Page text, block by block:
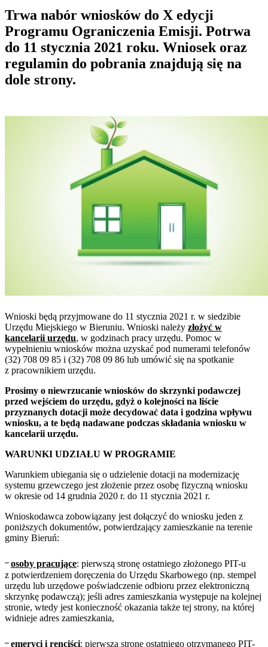
Trwa nabór wniosków do X edycji
Programu Ograniczenia Emisji. Potrwa
do 11 stycznia 2021 roku. Wniosek oraz
regulamin do pobrania znajdują się na
dole strony.
Wnioski będą przyjmowane do 11 stycznia 2021 r. w siedzibie
Urzędu Miejskiego w Bieruniu. Wnioski należy złożyć w
kancelarii urzędu, w godzinach pracy urzędu. Pomoc w
wypełnieniu wniosków można uzyskać pod numerami telefonów
(32) 708 09 85 i (32) 708 09 86 lub umówić się na spotkanie
z pracownikiem urzędu.
Prosimy o niewrzucanie wniosków do skrzynki podawczej
przed wejściem do urzędu, gdyż o kolejności na liście
przyznanych dotacji może decydować data i godzina wpływu
wniosku, a te będą nadawane podczas składania wniosku w
kancelarii urzędu.
WARUNKI UDZIAŁU W PROGRAMIE
Warunkiem ubiegania się o udzielenie dotacji na modernizację
systemu grzewczego jest złożenie przez osobę fizyczną wniosku
w okresie od 14 grudnia 2020 r. do 11 stycznia 2021 r.
Wnioskodawca zobowiązany jest dołączyć do wniosku jeden z
poniższych dokumentów, potwierdzający zamieszkanie na terenie
gminy Bieruń:
᠆osoby pracujące: pierwszą stronę ostatniego złożonego PIT-u
z potwierdzeniem doręczenia do Urzędu Skarbowego (np. stempel
urzędu lub urzędowe poświadczenie odbioru przez elektroniczną
skrzynkę podawczą); jeśli adres zamieszkania występuje na kolejnej
stronie, wtedy jest konieczność okazania także tej strony, na której
widnieje adres zamieszkania,
᠆ emeryci i renciści: pierwszą stronę ostatniego otrzymanego PIT-